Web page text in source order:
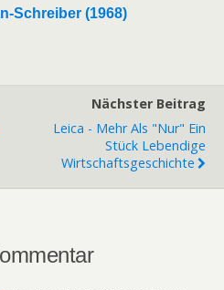
Schreiber (1968)
Nächster Beitrag
Leica - Mehr Als "nur" Ein
Stück Lebendige
Wirtschaftsgeschichte